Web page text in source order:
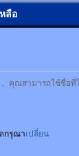
ลือ
คุณสามารถใช้ชื่อ
กรุณาเปลี่ยน